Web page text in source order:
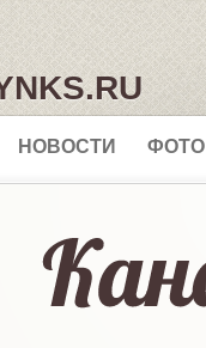
НОВОСТИ ФОТО